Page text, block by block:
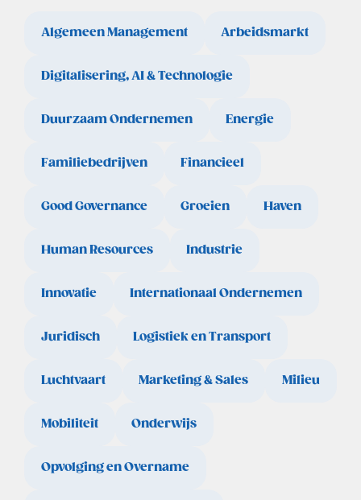
Algemeen Management Arbeidsmarkt
Digitalisering, AI & Technologie
Duurzaam Ondernemen Energie
Familiebedrijven Financieel
Good Governance Groeien Haven
Human Resources Industrie
Innovatie Internationaal Ondernemen
Juridisch Logistiek en Transport
Luchtvaart Marketing & Sales Milieu
Mobiliteit Onderwijs
Opvolging en Overname